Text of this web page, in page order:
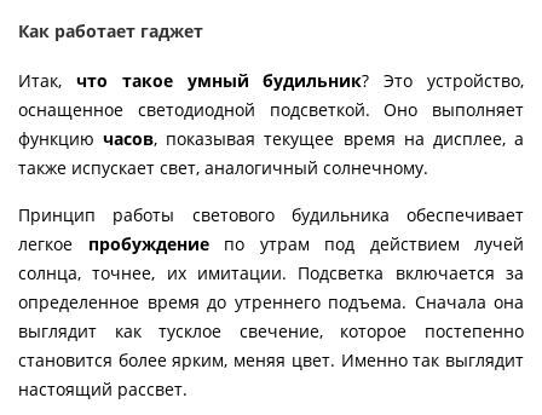
Как работает гаджет
Итак, что такое умный будильник? Это устройство,
оснащенное светодиодной подсветкой. Оно выполняет
функциючасов, показывая текущее время на дисплее, а
также испускает свет, аналогичный солнечному.
Принцип работы светового будильника обеспечивает
легкое пробуждениепо утрам под действием лучей
солнца, точнее, их имитации. Подсветка включается за
определенное время до утреннего подъема. Сначала она
выглядит как тусклое свечение, которое постепенно
становится более ярким, меняя цвет. Именно так выглядит
настоящий рассвет.